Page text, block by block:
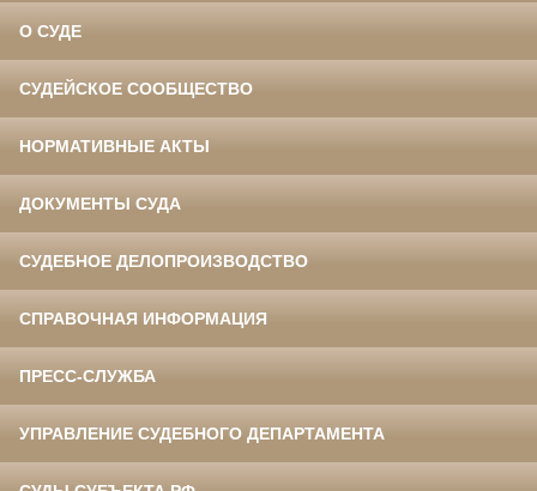
О СУДЕ
СУДЕЙСКОЕ СООБЩЕСТВО
НОРМАТИВНЫЕ АКТЫ
ДОКУМЕНТЫ СУДА
СУДЕБНОЕ ДЕЛОПРОИЗВОДСТВО
СПРАВОЧНАЯ ИНФОРМАЦИЯ
ПРЕСС-СЛУЖБА
УПРАВЛЕНИЕ СУДЕБНОГО ДЕПАРТАМЕНТА